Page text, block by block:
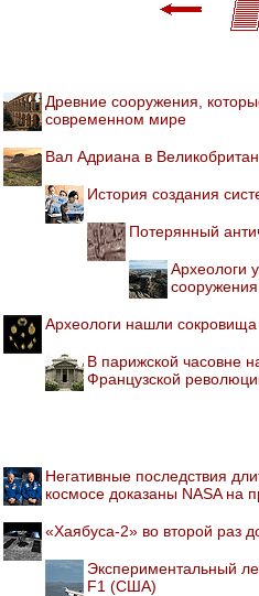
Древние сооружения,
современном мире
Вал Адриана в
История создания
Потерянный
Археологи
Археологи нашли сокровища
В парижской часовне
Французской
Негативные последствия
космосе доказаны NASA на
«Хаябуса-2» во второй раз
Экспериментальный
F1 (США)